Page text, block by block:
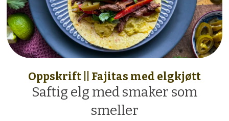
Oppskrift || Fajitas med elgkjøtt
Saftig elg med smaker som
smeller